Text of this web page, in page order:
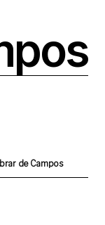
de Campos